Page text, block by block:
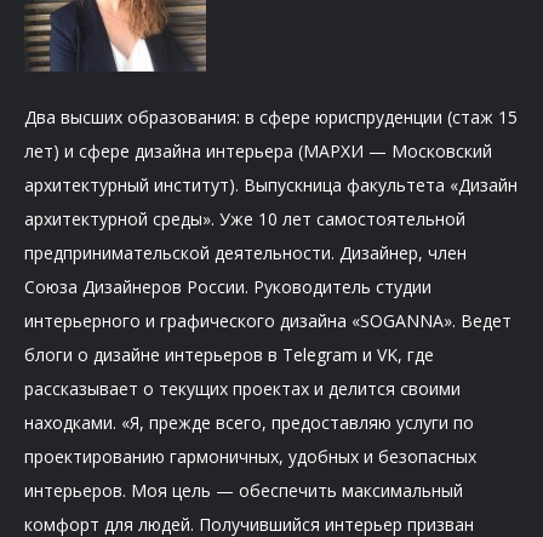
Два высших образования: в сфере юриспруденции (стаж 15
лет) и сфере дизайна интерьера (МАРХИ — Московский
архитектурный институт). Выпускница факультета «Дизайн
архитектурной среды». Уже 10 лет самостоятельной
предпринимательской деятельности. Дизайнер, член
Союза Дизайнеров России. Руководитель студии
интерьерного и графического дизайна «SOGANNA». Ведет
блоги о дизайне интерьеров в Telegram и VK, где
рассказывает о текущих проектах и делится своими
находками. «Я, прежде всего, предоставляю услуги по
проектированию гармоничных, удобных и безопасных
интерьеров. Моя цель — обеспечить максимальный
комфорт для людей. Получившийся интерьер призван